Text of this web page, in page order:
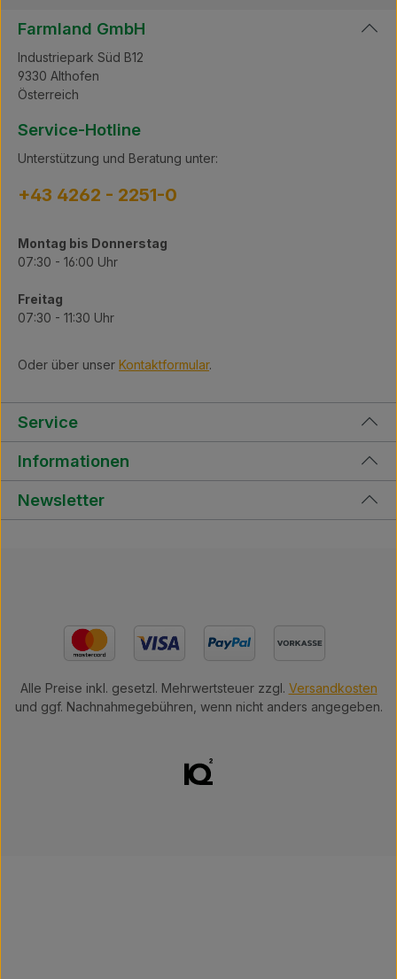
Teile von Hand gereinigt werden müssen, da sie nicht
für die Spülmaschine geeignet sind. Wichtig: Achten
Sie darauf, dass nach dem Waschen der Trommel und
der Teller kein Wasser oder Feuchtigkeit in diesen
Teilen verbleibt, da dies zu einer Unwucht führen und
die Leistung der Zentrifuge beeinträchtigen könnte.
zuverlässige Lösung für die anspruchsvolle
Farmland GmbH
Industriepark Süd B12
9330 Althofen
Österreich
Service-Hotline
Unterstützung und Beratung unter:
+43 4262 - 2251-0
Montag bis Donnerstag
07:30 - 16:00 Uhr
Freitag
07:30 - 11:30 Uhr
Oder über unser Kontaktformular.
Service
Informationen
Newsletter
Alle Preise inkl. gesetzl. Mehrwertsteuer zzgl. Versandkosten
und ggf. Nachnahmegebühren, wenn nicht anders angegeben.